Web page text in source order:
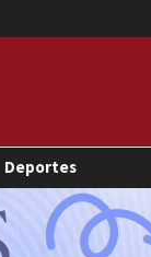
Deportes